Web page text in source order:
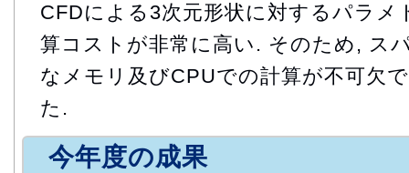
CFDによる3次元形状に対するパラ
算コストが非常に高い. そのため, ス
なメモリ及びCPUでの計算が不可欠
た.
今年度の成果